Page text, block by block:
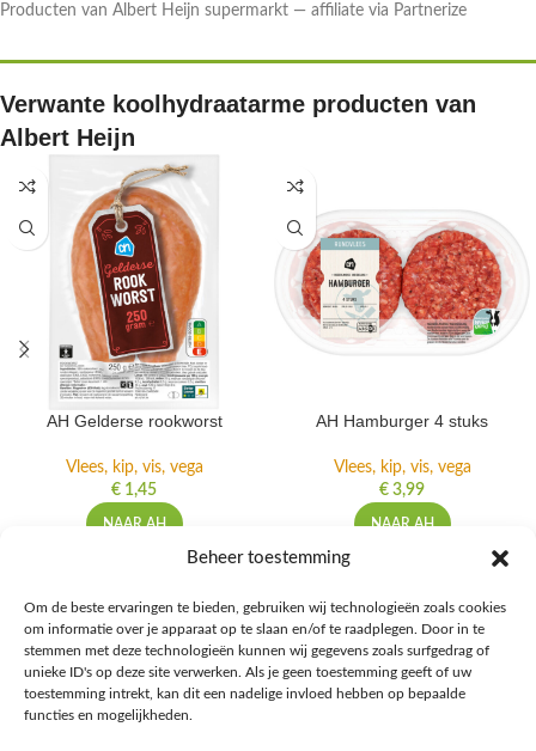
Beheer toestemming
Om de beste ervaringen te bieden, gebruiken wij technologieën zoals cookies
om informatie over je apparaat op te slaan en/of te raadplegen. Door in te
stemmen met deze technologieën kunnen wij gegevens zoals surfgedrag of
unieke ID's op deze site verwerken. Als je geen toestemming geeft of uw
toestemming intrekt, kan dit een nadelige invloed hebben op bepaalde
functies en mogelijkheden.
Producten van Albert Heijn supermarkt — affiliate via Partnerize
Verwante koolhydraatarme producten van
Albert Heijn
AH Gelderse rookworst
Vlees, kip, vis, vega
€ 1,45
NAAR AH
AH Hamburger 4 stuks
Vlees, kip, vis, vega
€ 3,99
NAAR AH
Ontdek de beste keto-vriendelijke keuzes van Albert Heijn, verrijk je
kennis met onze diepgaande blogs over het keto-dieet, en deel jouw
favoriete keto recepten in onze bruisende online gemeenschap!